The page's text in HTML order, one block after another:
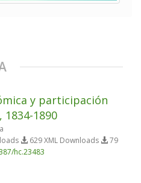
y participación
1890
629 XML Downloads
79
hc.23483